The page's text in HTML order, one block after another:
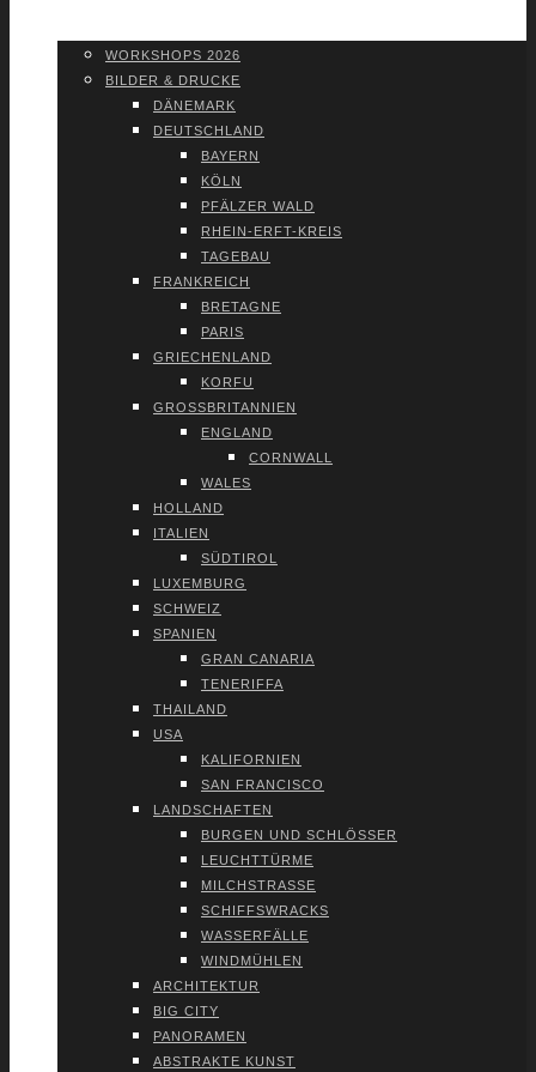
WORK­SHOPS 2026
BIL­DER & DRU­CKE
DÄNE­MARK
DEUTSCH­LAND
BAY­ERN
KÖLN
PFÄL­ZER WALD
RHEIN-ERFT-KREIS
TAGE­BAU
FRANK­REICH
BRE­TA­GNE
PARIS
GRIE­CHEN­LAND
KOR­FU
GROSS­BRI­TAN­NI­EN
ENG­LAND
CORN­WALL
WALES
HOL­LAND
ITA­LI­EN
SÜD­TI­ROL
LUXEM­BURG
SCHWEIZ
SPA­NI­EN
GRAN CANA­RIA
TENE­RIF­FA
THAI­LAND
USA
KALI­FOR­NI­EN
SAN FRAN­CIS­CO
LAND­SCHAF­TEN
BUR­GEN UND SCHLÖS­SER
LEUCHT­TÜR­ME
MILCH­STRAS­SE
SCHIFFS­WRACKS
WAS­SER­FÄL­LE
WIND­MÜH­LEN
ARCHI­TEK­TUR
BIG CITY
PAN­ORA­MEN
ABS­TRAK­TE KUNST